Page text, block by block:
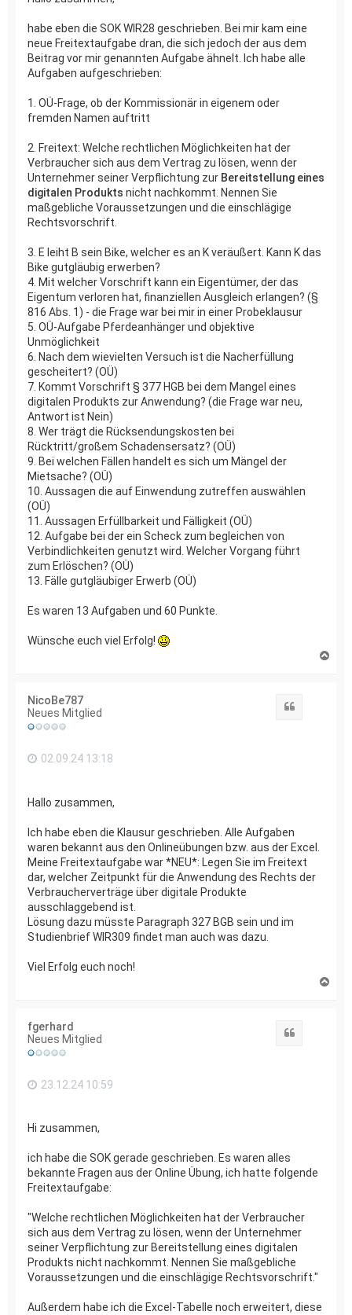
habe eben die SOK WIR28 geschrieben. Bei mir kam eine
neue Freitextaufgabe dran, die sich jedoch der aus dem
Beitrag vor mir genannten Aufgabe ähnelt. Ich habe alle
Aufgaben aufgeschrieben:
1. OÜ-Frage, ob der Kommissionär in eigenem oder
fremden Namen auftritt
2. Freitext: Welche rechtlichen Möglichkeiten hat der
Verbraucher sich aus dem Vertrag zu lösen, wenn der
Unternehmer seiner Verpflichtung zur Bereitstellung eines
digitalen Produkts nicht nachkommt. Nennen Sie
maßgebliche Voraussetzungen und die einschlägige
Rechtsvorschrift.
3. E leiht B sein Bike, welcher es an K veräußert. Kann K das
Bike gutgläubig erwerben?
4. Mit welcher Vorschrift kann ein Eigentümer, der das
Eigentum verloren hat, finanziellen Ausgleich erlangen? (§
816 Abs. 1) - die Frage war bei mir in einer Probeklausur
5. OÜ-Aufgabe Pferdeanhänger und objektive
Unmöglichkeit
6. Nach dem wievielten Versuch ist die Nacherfüllung
gescheitert? (OÜ)
7. Kommt Vorschrift § 377 HGB bei dem Mangel eines
digitalen Produkts zur Anwendung? (die Frage war neu,
Antwort ist Nein)
8. Wer trägt die Rücksendungskosten bei
Rücktritt/großem Schadensersatz? (OÜ)
9. Bei welchen Fällen handelt es sich um Mängel der
Mietsache? (OÜ)
10. Aussagen die auf Einwendung zutreffen auswählen
(OÜ)
11. Aussagen Erfüllbarkeit und Fälligkeit (OÜ)
12. Aufgabe bei der ein Scheck zum begleichen von
Verbindlichkeiten genutzt wird. Welcher Vorgang führt
zum Erlöschen? (OÜ)
13. Fälle gutgläubiger Erwerb (OÜ)
Es waren 13 Aufgaben und 60 Punkte.
Wünsche euch viel Erfolg!
NicoBe787
Neues Mitglied
02.09.24 13:18
Hallo zusammen,
Ich habe eben die Klausur geschrieben. Alle Aufgaben
waren bekannt aus den Onlineübungen bzw. aus der Excel.
Meine Freitextaufgabe war *NEU*: Legen Sie im Freitext
dar, welcher Zeitpunkt für die Anwendung des Rechts der
Verbraucherverträge über digitale Produkte
ausschlaggebend ist.
Lösung dazu müsste Paragraph 327 BGB sein und im
Studienbrief WIR309 findet man auch was dazu.
Viel Erfolg euch noch!
fgerhard
Neues Mitglied
23.12.24 10:59
Hi zusammen,
ich habe die SOK gerade geschrieben. Es waren alles
bekannte Fragen aus der Online Übung, ich hatte folgende
Freitextaufgabe:
"Welche rechtlichen Möglichkeiten hat der Verbraucher
sich aus dem Vertrag zu lösen, wenn der Unternehmer
seiner Verpflichtung zur Bereitstellung eines digitalen
Produkts nicht nachkommt. Nennen Sie maßgebliche
Voraussetzungen und die einschlägige Rechtsvorschrift."
Außerdem habe ich die Excel-Tabelle noch erweitert, diese